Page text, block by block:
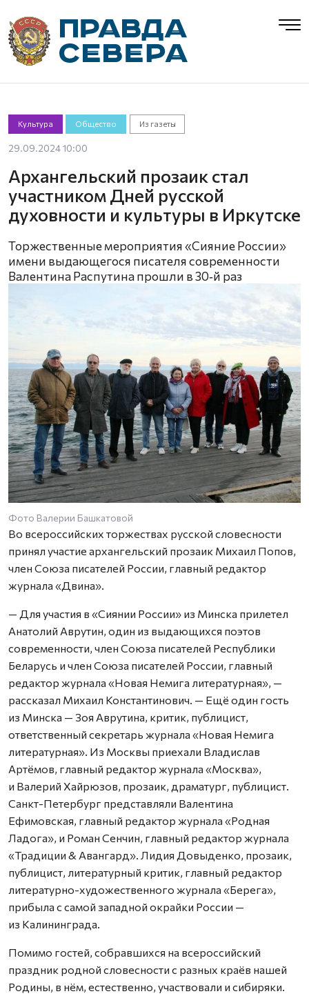
Культура Общество Из газеты
29.09.2024 10:00
Архангельский прозаик стал
участником Дней русской
духовности и культуры в Иркутске
Торжественные мероприятия «Сияние России»
имени выдающегося писателя современности
Валентина Распутина прошли в 30‑й раз
Фото Валерии Башкатовой
Во всероссийских торжествах русской словесности
принял участие архангельский прозаик Михаил Попов,
член Союза писателей России, главный редактор
журнала «Двина».
— Для участия в «Сиянии России» из Минска прилетел
Анатолий Аврутин, один из выдающихся поэтов
современности, член Союза писателей Республики
Беларусь и член Союза писателей России, главный
редактор журнала «Новая Немига литературная», —
рассказал Михаил Константинович. — Ещё один гость
из Минска — Зоя Аврутина, критик, публицист,
ответственный секретарь журнала «Новая Немига
литературная». Из Москвы приехали Владислав
Артёмов, главный редактор журнала «Москва»,
и Валерий Хайрюзов, прозаик, драматург, публицист.
Санкт-Петербург представляли Валентина
Ефимовская, главный редактор журнала «Родная
Ладога», и Роман Сенчин, главный редактор журнала
«Традиции & Авангард». Лидия Довыденко, прозаик,
публицист, литературный критик, главный редактор
литературно-художественного журнала «Берега»,
прибыла с самой западной окрайки России —
из Калининграда.
Помимо гостей, собравшихся на всероссийский
праздник родной словесности с разных краёв нашей
Родины, в нём, естественно, участвовали и сибиряки.